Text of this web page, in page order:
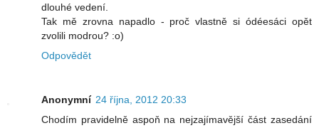
dlouhé vedení.
Tak mě zrovna napadlo - proč vlastně si ódéesáci opět
zvolili modrou? :o)
Odpovědět
Anonymní 24 října, 2012 20:33
Chodím pravidelně aspoň na nejzajímavější část zasedání